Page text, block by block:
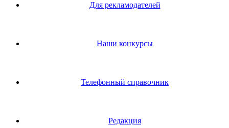
Для рекламодателей
Наши конкурсы
Телефонный справочник
Редакция